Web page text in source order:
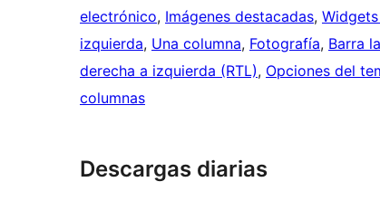
electrónico, Imágenes destacadas,
izquierda, Una columna, Fotografía, Barra
derecha a izquierda (RTL), Opciones del
columnas
Descargas diarias